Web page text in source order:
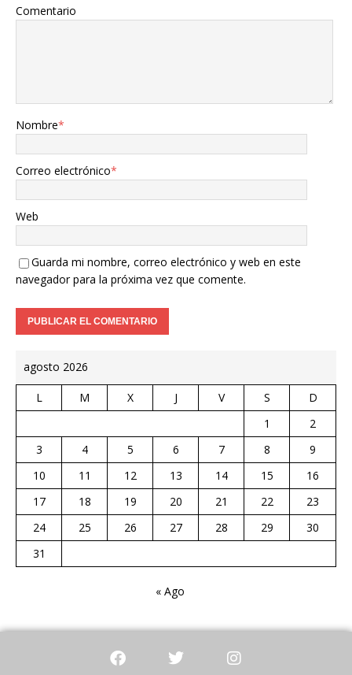
Comentario
Nombre*
Correo electrónico*
Web
Guarda mi nombre, correo electrónico y web en este
navegador para la próxima vez que comente.
agosto 2026
L M X J V S
D
1
2
3
4 5 6 7 8
9
10
11 12 13 14 15
16
17
18 19 20 21 22
23
24
25 26 27 28 29
30
31
« Ago